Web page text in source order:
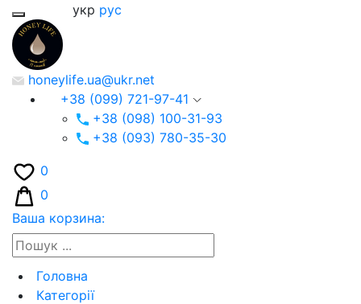
укр рус
honeylife.ua@ukr.net
+38 (099) 721-97-41
+38 (098) 100-31-93
+38 (093) 780-35-30
0
0
Ваша корзина:
Головна
Категорії